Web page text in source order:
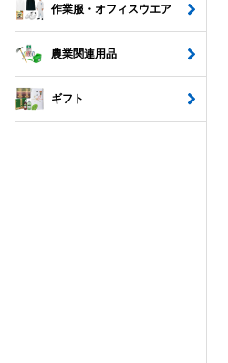
作業服・オフィスウエア
農業関連用品
ギフト